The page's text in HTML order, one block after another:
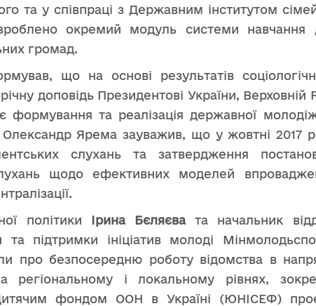
та у співпраці з Державним інститутом
окремий модуль системи навчання
громад.
що на основі результатів
доповідь Президентові України, Верховній
формування та реалізація державної
Олександр Ярема зауважив, що у жовтні 2017
слухань та затвердження
щодо ефективних моделей
політики Ірина Бєляєва та начальник
та підтримки ініціатив молоді
про безпосередню роботу відомства в
регіональному і локальному рівнях,
фондом ООН в Україні (ЮНІСЕФ)